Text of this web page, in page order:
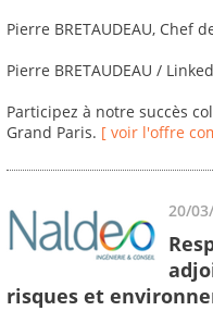
Pierre BRETAUDEAU, Chef
Pierre BRETAUDEAU /
Participez à notre succès
Grand Paris. [ voir l'offre
20/
risques et